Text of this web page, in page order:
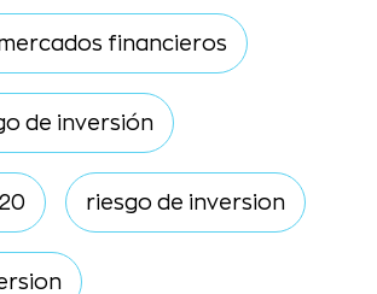
financieros
de inversión
riesgo de inversion